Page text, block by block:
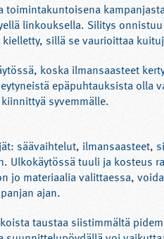
linkouksella. Silitys
sillä se vaurioittaa
koska ilmansaasteet
epäpuhtauksista olla
syvemmälle.
säävaihtelut, ilmansaasteet,
Ulkokäytössä tuuli ja kosteus
jo materiaalia valittaessa,
ajan.
taustaa siistimmältä